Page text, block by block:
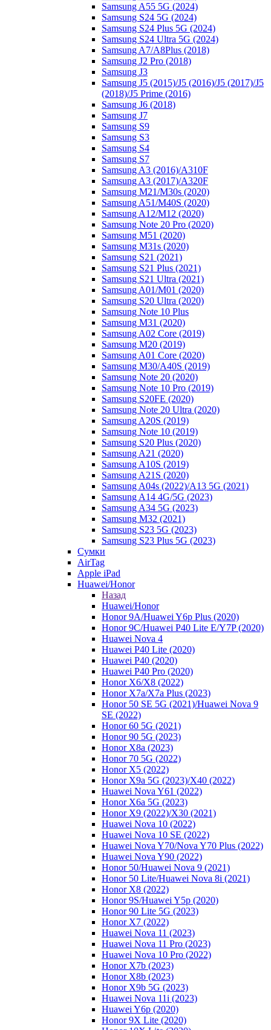
Samsung A55 5G (2024)
Samsung S24 5G (2024)
Samsung S24 Plus 5G (2024)
Samsung S24 Ultra 5G (2024)
Samsung A7/A8Plus (2018)
Samsung J2 Pro (2018)
Samsung J3
Samsung J5 (2015)/J5 (2016)/J5 (2017)/J5
(2018)/J5 Prime (2016)
Samsung J6 (2018)
Samsung J7
Samsung S9
Samsung S3
Samsung S4
Samsung S7
Samsung A3 (2016)/A310F
Samsung A3 (2017)/A320F
Samsung M21/M30s (2020)
Samsung A51/M40S (2020)
Samsung A12/M12 (2020)
Samsung Note 20 Pro (2020)
Samsung M51 (2020)
Samsung M31s (2020)
Samsung S21 (2021)
Samsung S21 Plus (2021)
Samsung S21 Ultra (2021)
Samsung A01/M01 (2020)
Samsung S20 Ultra (2020)
Samsung Note 10 Plus
Samsung M31 (2020)
Samsung A02 Core (2019)
Samsung M20 (2019)
Samsung A01 Core (2020)
Samsung M30/A40S (2019)
Samsung Note 20 (2020)
Samsung Note 10 Pro (2019)
Samsung S20FE (2020)
Samsung Note 20 Ultra (2020)
Samsung A20S (2019)
Samsung Note 10 (2019)
Samsung S20 Plus (2020)
Samsung A21 (2020)
Samsung A10S (2019)
Samsung A21S (2020)
Samsung A04s (2022)/А13 5G (2021)
Samsung A14 4G/5G (2023)
Samsung A34 5G (2023)
Samsung M32 (2021)
Samsung S23 5G (2023)
Samsung S23 Plus 5G (2023)
Сумки
AirTag
Apple iPad
Huawei/Honor
Назад
Huawei/Honor
Honor 9A/Huawei Y6p Plus (2020)
Honor 9C/Huawei P40 Lite E/Y7P (2020)
Huawei Nova 4
Huawei P40 Lite (2020)
Huawei P40 (2020)
Huawei P40 Pro (2020)
Honor X6/Х8 (2022)
Honor X7a/X7a Plus (2023)
Honor 50 SE 5G (2021)/Huawei Nova 9
SE (2022)
Honor 60 5G (2021)
Honor 90 5G (2023)
Honor X8a (2023)
Honor 70 5G (2022)
Honor X5 (2022)
Honor X9a 5G (2023)/Х40 (2022)
Huawei Nova Y61 (2022)
Honor X6a 5G (2023)
Honor X9 (2022)/Х30 (2021)
Huawei Nova 10 (2022)
Huawei Nova 10 SE (2022)
Huawei Nova Y70/Nova Y70 Plus (2022)
Huawei Nova Y90 (2022)
Honor 50/Huawei Nova 9 (2021)
Honor 50 Lite/Huawei Nova 8i (2021)
Honor X8 (2022)
Honor 9S/Huawei Y5p (2020)
Honor 90 Lite 5G (2023)
Honor X7 (2022)
Huawei Nova 11 (2023)
Huawei Nova 11 Pro (2023)
Huawei Nova 10 Pro (2022)
Honor X7b (2023)
Honor X8b (2023)
Honor X9b 5G (2023)
Huawei Nova 11i (2023)
Huawei Y6p (2020)
Honor 9X Lite (2020)